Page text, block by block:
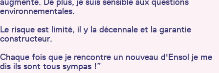
environnementales.
Le risque est limité, il y la décennale et la garantie
constructeur.
Chaque fois que je rencontre un nouveau d'Ensol je me
dis ils sont tous sympas !”